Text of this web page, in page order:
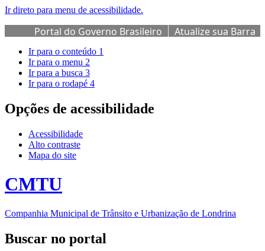
Ir direto para menu de acessibilidade.
Portal do Governo Brasileiro
Atualize sua Barra
de Governo
Ir para o conteúdo 1
Ir para o menu 2
Ir para a busca 3
Ir para o rodapé 4
Opções de acessibilidade
Acessibilidade
Alto contraste
Mapa do site
CMTU
Companhia Municipal de Trânsito e Urbanização de Londrina
Buscar no portal